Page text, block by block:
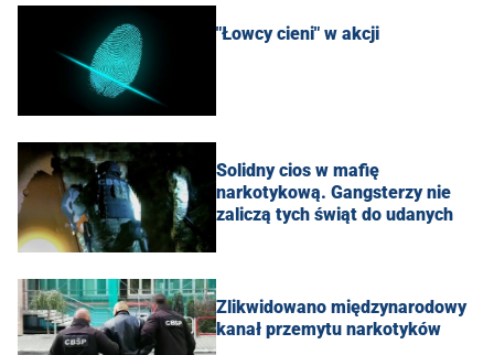
"Łowcy cieni" w akcji
Solidny cios w mafię
narkotykową. Gangsterzy nie
zaliczą tych świąt do udanych
Zlikwidowano międzynarodowy
kanał przemytu narkotyków